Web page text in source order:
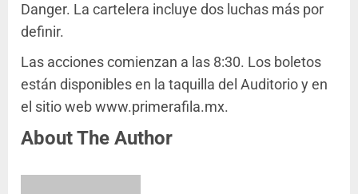
Danger. La cartelera incluye dos luchas más por
definir.
Las acciones comienzan a las 8:30. Los boletos
están disponibles en la taquilla del Auditorio y en
el sitio web www.primerafila.mx.
About The Author